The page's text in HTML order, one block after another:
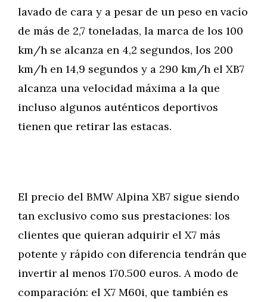
lavado de cara y a pesar de un peso en vacío
de más de 2,7 toneladas, la marca de los 100
km/h se alcanza en 4,2 segundos, los 200
km/h en 14,9 segundos y a 290 km/h el XB7
alcanza una velocidad máxima a la que
incluso algunos auténticos deportivos
tienen que retirar las estacas.
El precio del BMW Alpina XB7 sigue siendo
tan exclusivo como sus prestaciones: los
clientes que quieran adquirir el X7 más
potente y rápido con diferencia tendrán que
invertir al menos 170.500 euros. A modo de
comparación: el X7 M60i, que también es